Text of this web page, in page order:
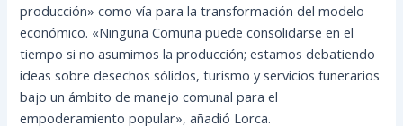
producción» como vía para la transformación del modelo
económico. «Ninguna Comuna puede consolidarse en el
tiempo si no asumimos la producción; estamos debatiendo
ideas sobre desechos sólidos, turismo y servicios funerarios
bajo un ámbito de manejo comunal para el
empoderamiento popular», añadió Lorca.